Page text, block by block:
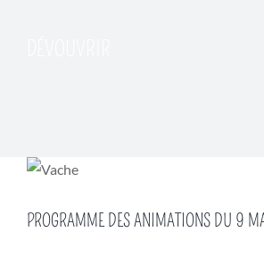
PROGRAMME DES ANIMATIONS DU 9